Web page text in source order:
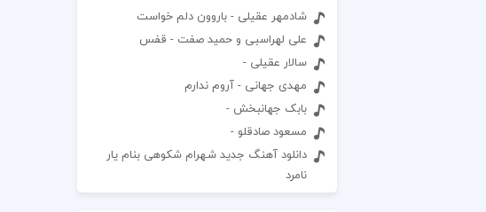
شادمهر عقیلی - باروون دلم خواست
علی لهراسبی و حمید صفت - قفس
سالار عقیلی -
مهدی جهانی - آروم ندارم
بابک جهانبخش -
مسعود صادقلو -
دانلود آهنگ جدید شهرام شکوهی بنام یار
نامرد